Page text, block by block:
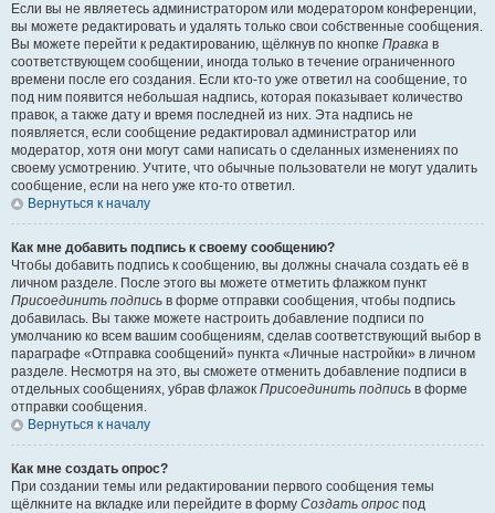
Если вы не являетесь администратором или модератором конференции,
вы можете редактировать и удалять только свои собственные сообщения.
Вы можете перейти к редактированию, щёлкнув по кнопке Правка в
соответствующем сообщении, иногда только в течение ограниченного
времени после его создания. Если кто-то уже ответил на сообщение, то
под ним появится небольшая надпись, которая показывает количество
правок, а также дату и время последней из них. Эта надпись не
появляется, если сообщение редактировал администратор или
модератор, хотя они могут сами написать о сделанных изменениях по
своему усмотрению. Учтите, что обычные пользователи не могут удалить
сообщение, если на него уже кто-то ответил.
Вернуться к началу
Как мне добавить подпись к своему сообщению?
Чтобы добавить подпись к сообщению, вы должны сначала создать её в
личном разделе. После этого вы можете отметить флажком пункт
Присоединить подпись в форме отправки сообщения, чтобы подпись
добавилась. Вы также можете настроить добавление подписи по
умолчанию ко всем вашим сообщениям, сделав соответствующий выбор в
параграфе «Отправка сообщений» пункта «Личные настройки» в личном
разделе. Несмотря на это, вы сможете отменить добавление подписи в
отдельных сообщениях, убрав флажок Присоединить подпись в форме
отправки сообщения.
Вернуться к началу
Как мне создать опрос?
При создании темы или редактировании первого сообщения темы
щёлкните на вкладке или перейдите в форму Создать опрос под